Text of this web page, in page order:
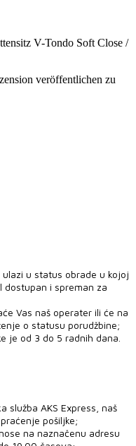
V-Tondo Soft Close /
veröffentlichen zu
u status obrade u kojoj
i spreman za
Vas naš operater ili će na
o statusu porudžbine;
je od 3 do 5 radnih dana.
služba AKS Express, naš
pošiljke;
na naznačenu adresu